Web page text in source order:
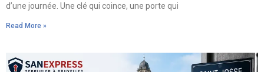
d’une journée. Une clé qui coince, une porte qui
Read More »